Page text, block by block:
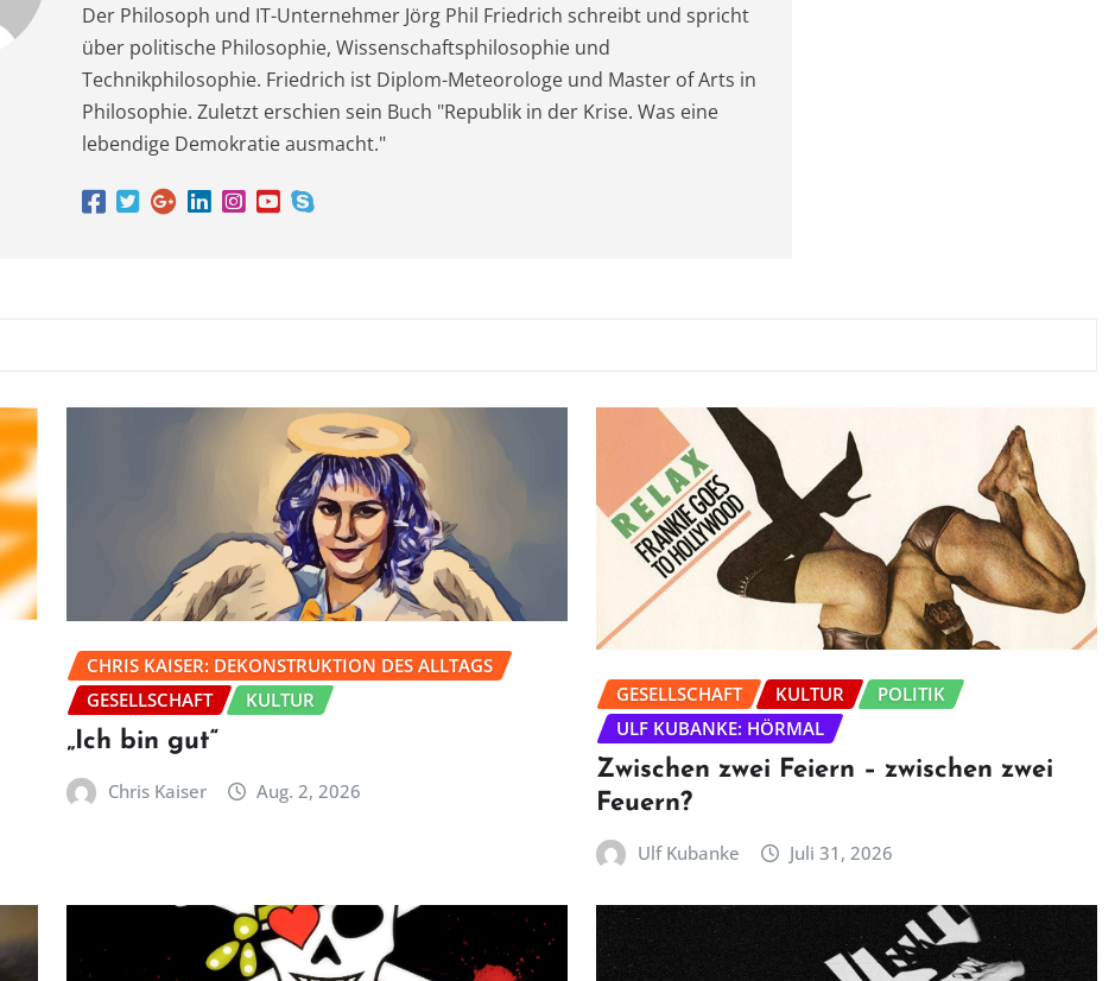
Der Philosoph und IT-Unternehmer Jörg Phil Friedrich schreibt und spricht
über politische Philosophie, Wissenschaftsphilosophie und
Technikphilosophie. Friedrich ist Diplom-Meteorologe und Master of Arts in
Philosophie. Zuletzt erschien sein Buch "Republik in der Krise. Was eine
lebendige Demokratie ausmacht."
CHRIS KAISER: DEKONSTRUKTION DES ALLTAGS
GESELLSCHAFT
KULTUR
„Ich bin gut“
Chris Kaiser Aug. 2, 2026
GESELLSCHAFT KULTUR
POLITIK
ULF KUBANKE: HÖRMAL
Zwischen zwei Feiern – zwischen zwei
Feuern?
Ulf Kubanke Juli 31, 2026